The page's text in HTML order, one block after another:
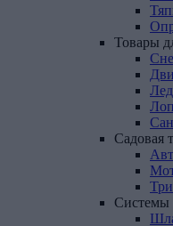
Товары
Садовая
Системы